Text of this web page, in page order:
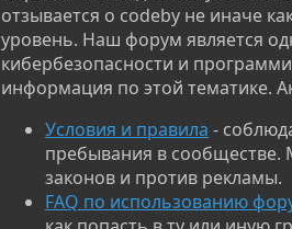
отзывается о codeby не иначе
уровень. Наш форум является
кибербезопасности и
информация по этой тематике.
Условия и правила -
пребывания в сообществе.
законов и против рекламы.
FAQ по использованию